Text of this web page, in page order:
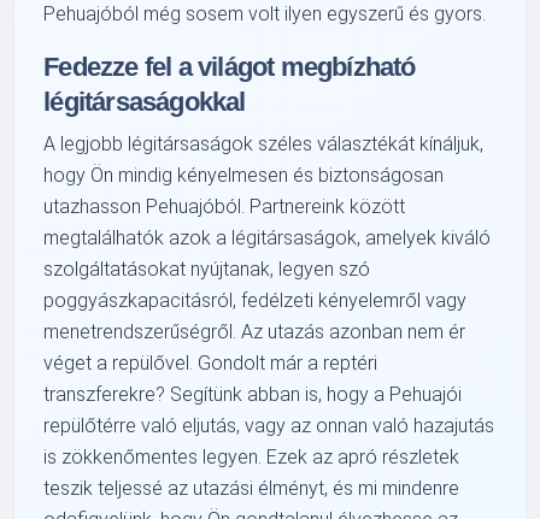
Pehuajóból még sosem volt ilyen egyszerű és gyors.
Fedezze fel a világot megbízható
légitársaságokkal
A legjobb légitársaságok széles választékát kínáljuk,
hogy Ön mindig kényelmesen és biztonságosan
utazhasson Pehuajóból. Partnereink között
megtalálhatók azok a légitársaságok, amelyek kiváló
szolgáltatásokat nyújtanak, legyen szó
poggyászkapacitásról, fedélzeti kényelemről vagy
menetrendszerűségről. Az utazás azonban nem ér
véget a repülővel. Gondolt már a reptéri
transzferekre? Segítünk abban is, hogy a Pehuajói
repülőtérre való eljutás, vagy az onnan való hazajutás
is zökkenőmentes legyen. Ezek az apró részletek
teszik teljessé az utazási élményt, és mi mindenre